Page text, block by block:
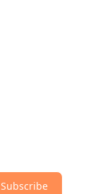
Subscribe